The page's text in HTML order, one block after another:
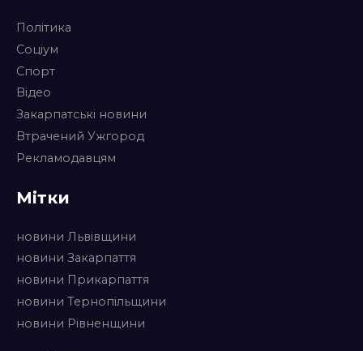
Політика
Соціум
Спорт
Відео
Закарпатські новини
Втрачений Ужгород
Рекламодавцям
Мітки
новини Львівщини
новини Закарпаття
новини Прикарпаття
новини Тернопільщини
новини Рівненщини